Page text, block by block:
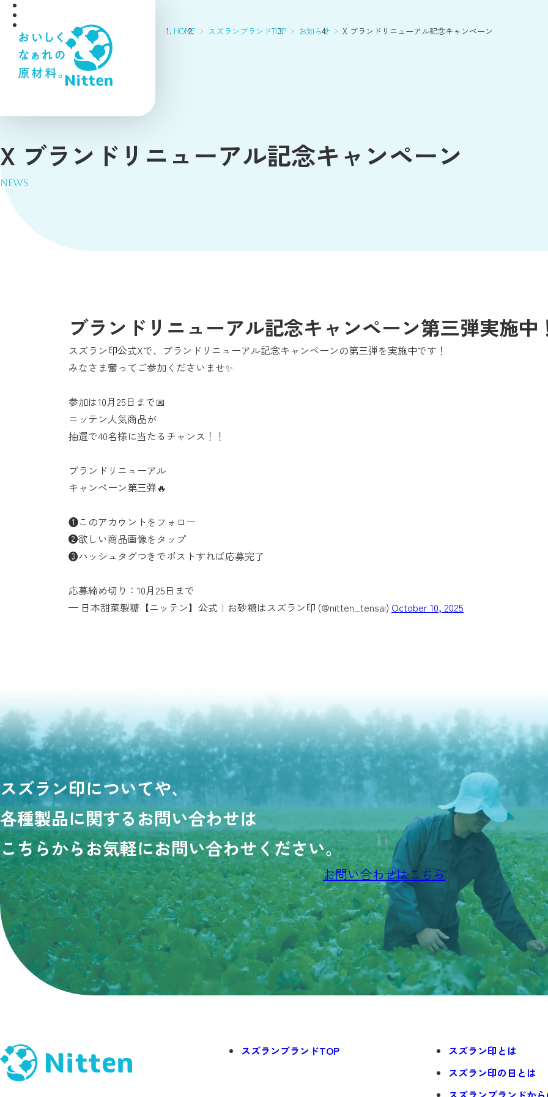
X ブランドリニューアル記念キャンペーン
NEWS
HOME スズランブランドTOP お知らせ X ブランドリニューアル記念キャンペーン
ブランドリニューアル記念キャンペーン第三弾実施中
スズラン印公式Xで、ブランドリニューアル記念キャンペーンの第三弾を実施中です！
みなさま奮ってご参加くださいませ✨
参加は10月25日まで📅
ニッテン人気商品が
抽選で40名様に当たるチャンス！！
ブランドリニューアル
キャンペーン第三弾🔥
❶このアカウントをフォロー
❷欲しい商品画像をタップ
❸ハッシュタグつきでポストすれば応募完了
応募締め切り：10月25日まで
— 日本甜菜製糖【ニッテン】公式｜お砂糖はスズラン印 (@nitten_tensai) October 10, 2025
スズラン印についてや、
各種製品に関するお問い合わせは
こちらからお気軽にお問い合わせください。
お問い合わせはこちら
スズランブランドTOP
スズラン印とは
スズラン印の日とは